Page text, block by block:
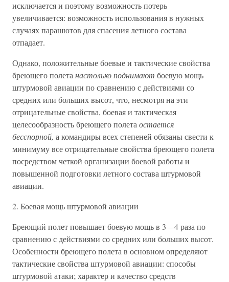
исключается и поэтому возможность потерь
увеличивается: возможность использования в нужных
случаях парашютов для спасения летного состава
отпадает.
Однако, положительные боевые и тактические свойства
бреющего полета настолько поднимают боевую мощь
штурмовой авиации по сравнению с действиями со
средних или больших высот, что, несмотря на эти
отрицательные свойства, боевая и тактическая
целесообразность бреющего полета остается
бесспорной, а командиры всех степеней обязаны свести к
минимуму все отрицательные свойства бреющего полета
посредством четкой организации боевой работы и
повышенной подготовки летного состава штурмовой
авиации.
2. Боевая мощь штурмовой авиации
Бреющий полет повышает боевую мощь в 3—4 раза по
сравнению с действиями со средних или больших высот.
Особенности бреющего полета в основном определяют
тактические свойства штурмовой авиации: способы
штурмовой атаки; характер и качество средств